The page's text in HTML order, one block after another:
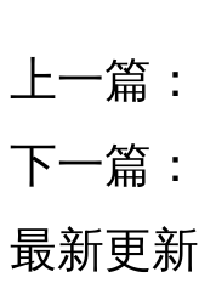
上一篇：
下一篇：
最新更新